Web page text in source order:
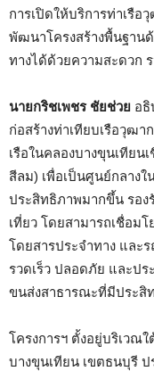
การเปิดให้บริการท่าเรื
พัฒนาโครงสร้างพื้นฐาน
ทางได้ด้วยความสะดวก
นายกริชเพชร ชัยช่วย อธิ
ก่อสร้างท่าเทียบเรือวุฒา
เรือในคลองบางขุนเทียน
สีลม) เพื่อเป็นศูนย์กลาง
ประสิทธิภาพมากขึ้น รอง
เที่ยว โดยสามารถเชื่อมโ
โดยสารประจำทาง และ
รวดเร็ว ปลอดภัย และป
ขนส่งสาธารณะที่มีประสิ
โครงการฯ ตั้งอยู่บริเวณ
บางขุนเทียน เขตธนบุรี